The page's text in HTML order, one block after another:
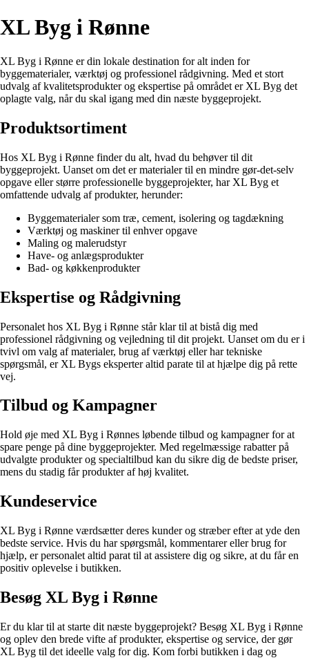
XL Byg i Rønne
XL Byg i Rønne er din lokale destination for alt inden for
byggematerialer, værktøj og professionel rådgivning. Med et stort
udvalg af kvalitetsprodukter og ekspertise på området er XL Byg det
oplagte valg, når du skal igang med din næste byggeprojekt.
Produktsortiment
Hos XL Byg i Rønne finder du alt, hvad du behøver til dit
byggeprojekt. Uanset om det er materialer til en mindre gør-det-selv
opgave eller større professionelle byggeprojekter, har XL Byg et
omfattende udvalg af produkter, herunder:
Byggematerialer som træ, cement, isolering og tagdækning
Værktøj og maskiner til enhver opgave
Maling og malerudstyr
Have- og anlægsprodukter
Bad- og køkkenprodukter
Ekspertise og Rådgivning
Personalet hos XL Byg i Rønne står klar til at bistå dig med
professionel rådgivning og vejledning til dit projekt. Uanset om du er i
tvivl om valg af materialer, brug af værktøj eller har tekniske
spørgsmål, er XL Bygs eksperter altid parate til at hjælpe dig på rette
vej.
Tilbud og Kampagner
Hold øje med XL Byg i Rønnes løbende tilbud og kampagner for at
spare penge på dine byggeprojekter. Med regelmæssige rabatter på
udvalgte produkter og specialtilbud kan du sikre dig de bedste priser,
mens du stadig får produkter af høj kvalitet.
Kundeservice
XL Byg i Rønne værdsætter deres kunder og stræber efter at yde den
bedste service. Hvis du har spørgsmål, kommentarer eller brug for
hjælp, er personalet altid parat til at assistere dig og sikre, at du får en
positiv oplevelse i butikken.
Besøg XL Byg i Rønne
Er du klar til at starte dit næste byggeprojekt? Besøg XL Byg i Rønne
og oplev den brede vifte af produkter, ekspertise og service, der gør
XL Byg til det ideelle valg for dig. Kom forbi butikken i dag og